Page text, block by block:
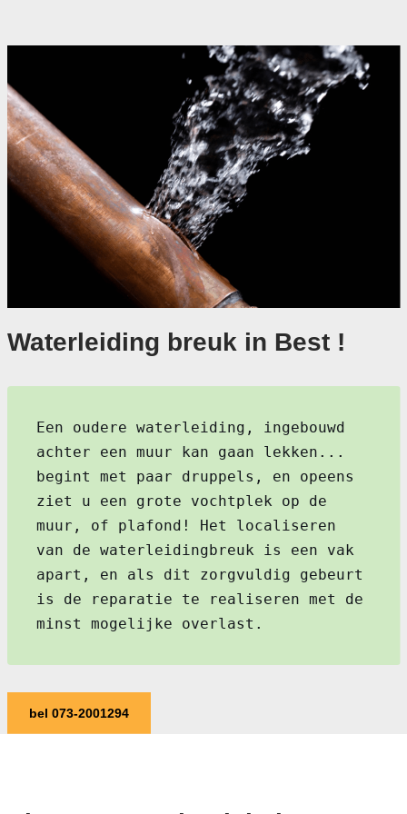
Waterleiding breuk in Best !
Een oudere waterleiding, ingebouwd
achter een muur kan gaan lekken...
begint met paar druppels, en opeens
ziet u een grote vochtplek op de
muur, of plafond! Het localiseren
van de waterleidingbreuk is een vak
apart, en als dit zorgvuldig gebeurt
is de reparatie te realiseren met de
minst mogelijke overlast.
bel 073-2001294